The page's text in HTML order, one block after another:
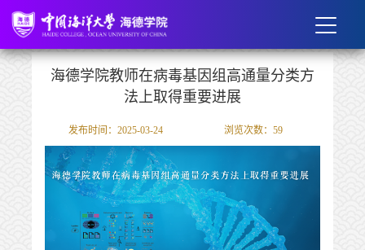
海德学院教师在病毒基因组高通量分类方
法上取得重要进展
发布时间：2025-03-24 浏览次数： 59